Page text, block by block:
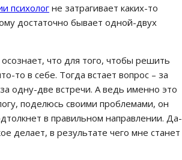
психолог не затрагивает каких-то
достаточно бывает одной-двух
что для того, чтобы решить
то в себе. Тогда встает вопрос – за
одну-две встречи. А ведь именно это
поделюсь своими проблемами, он
в правильном направлении. Да-
делает, в результате чего мне станет